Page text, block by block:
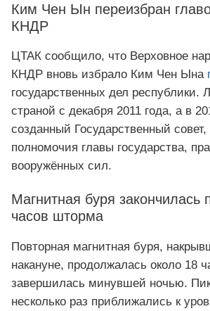
Ким Чен Ын переизбран
КНДР
ЦТАК сообщило, что Верховное
КНДР вновь избрало Ким Чен Ына
государственных дел республики.
страной с декабря 2011 года, а в
созданный Государственный
полномочия главы государства,
вооружённых сил.
Магнитная буря закончилась
часов шторма
Повторная магнитная буря,
накануне, продолжалась около 18
завершилась минувшей ночью.
несколько раз приближались к